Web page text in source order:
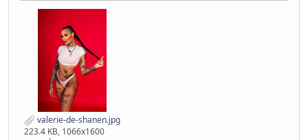
valerie-de-shanen.jpg
223.4 KB, 1066x1600